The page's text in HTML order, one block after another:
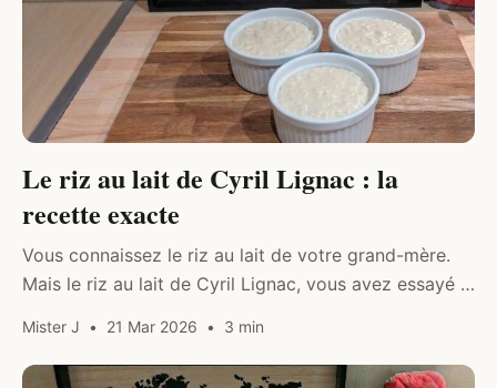
Le riz au lait de Cyril Lignac : la
recette exacte
Vous connaissez le riz au lait de votre grand-mère.
Mais le riz au lait de Cyril Lignac, vous avez essayé ?
Mister J 21 Mar 2026 3 min